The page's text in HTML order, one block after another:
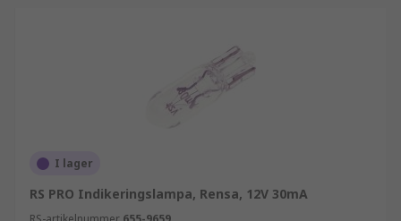
I lager
RS PRO Indikeringslampa, Rensa, 12V 30mA